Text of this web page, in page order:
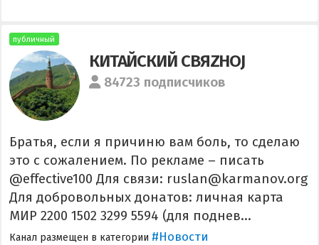
публичный
КИТАЙСКИЙ СВЯZНОJ
84723 подписчиков
Братья, если я причиню вам боль, то сделаю
это с сожалением. По рекламе – писать
@effective100 Для связи: ruslan@karmanov.org
Для добровольных донатов: личная карта
МИР 2200 1502 3299 5594 (для поднев...
Канал размещен в категории #Новости